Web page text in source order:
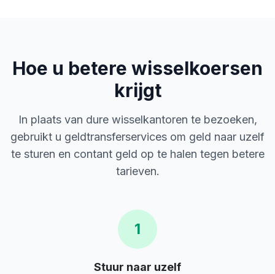
Hoe u betere wisselkoersen
krijgt
In plaats van dure wisselkantoren te bezoeken,
gebruikt u geldtransferservices om geld naar uzelf
te sturen en contant geld op te halen tegen betere
tarieven.
1
Stuur naar uzelf